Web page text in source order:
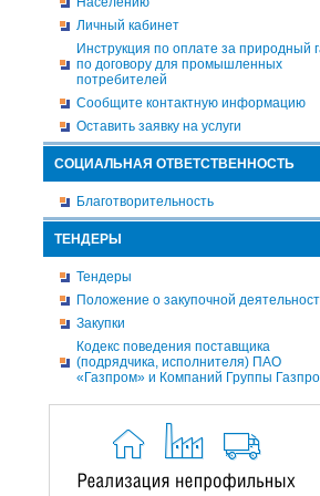
Личный кабинет
Инструкция по оплате за природный
по договору для промышленных
потребителей
Сообщите контактную информацию
Оставить заявку на услуги
СОЦИАЛЬНАЯ ОТВЕТСТВЕННОСТЬ
Благотворительность
ТЕНДЕРЫ
Тендеры
Положение о закупочной
Закупки
Кодекс поведения поставщика
(подрядчика, исполнителя) ПАО
«Газпром» и Компаний Группы